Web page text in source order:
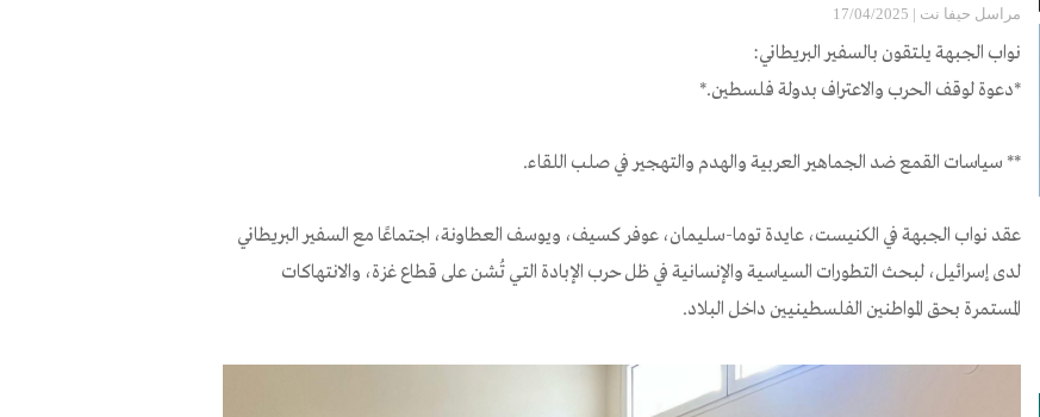
مراسل حيفا نت | 17/04/2025
نواب الجبهة يلتقون بالسفير البريطاني:
*دعوة لوقف الحرب والاعتراف بدولة فلسطين.*
** سياسات القمع ضد الجماهير العربية والهدم والتهجير في صلب اللقاء.
عقد نواب الجبهة في الكنيست، عايدة توما-سليمان، عوفر كسيف، ويوسف العطاونة، اجتماعًا مع السفير البريطاني
لدى إسرائيل، لبحث التطورات السياسية والإنسانية في ظل حرب الإبادة التي تُشن على قطاع غزة، والانتهاكات
المستمرة بحق المواطنين الفلسطينيين داخل البلاد.